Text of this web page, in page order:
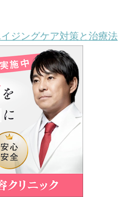
ジングケア対策と治療法